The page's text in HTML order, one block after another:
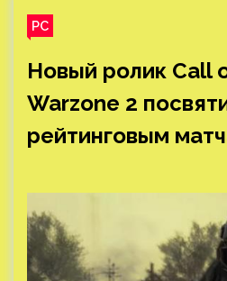
PC
Новый ролик Call
Warzone 2
рейтинговым